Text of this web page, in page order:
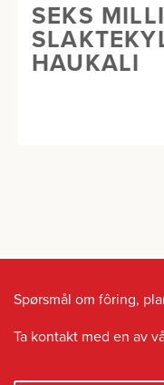
SEKS
HAUKALI
Spørsmål om fôring,
Ta kontakt med en av